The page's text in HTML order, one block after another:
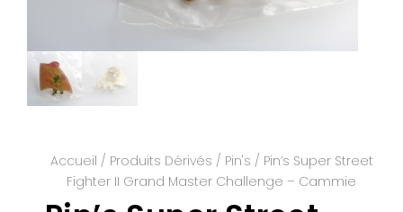
Accueil / Produits Dérivés / Pin's / Pin’s Super Street
Fighter II Grand Master Challenge – Cammie